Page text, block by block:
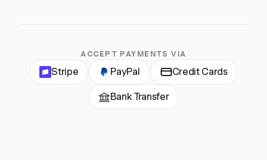
ACCEPT PAYMENTS VIA
Stripe PayPal Credit Cards
Bank Transfer